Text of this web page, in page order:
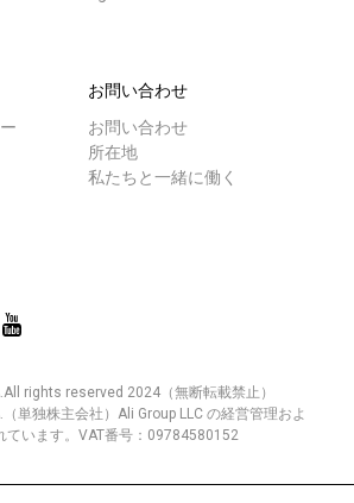
お問い合わせ
お問い合わせ
所在地
私たちと一緒に働く
rights reserved 2024（無断転載禁止）
（単独株主会社）Ali Group LLC の経営管理およ
ています。VAT番号：09784580152